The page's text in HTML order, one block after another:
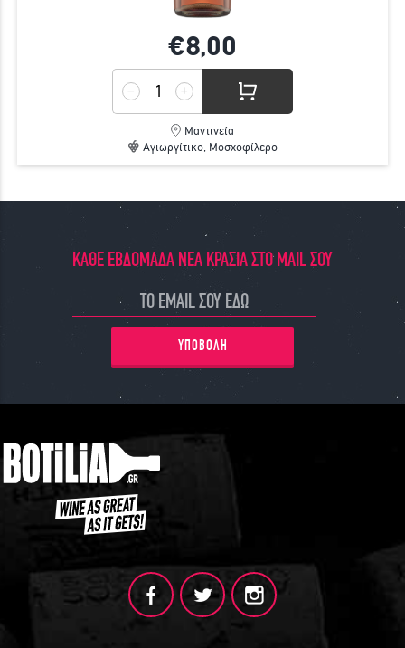
€8,00
Μαντινεία
Αγιωργίτικο, Μοσχοφίλερο
ΚΑΘΕ ΕΒΔΟΜΑΔΑ ΝΕΑ ΚΡΑΣΙΑ ΣΤΟ MAIL ΣΟΥ
ΥΠΟΒΟΛΗ